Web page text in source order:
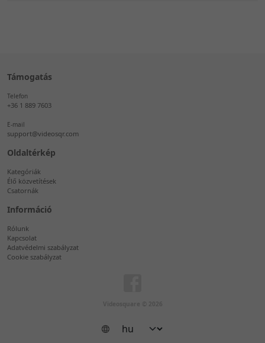
Támogatás
Telefon
+36 1 889 7603
E-mail
support@videosqr.com
Oldaltérkép
Kategóriák
Élő közvetítések
Csatornák
Információ
Rólunk
Kapcsolat
Adatvédelmi szabályzat
Cookie szabályzat